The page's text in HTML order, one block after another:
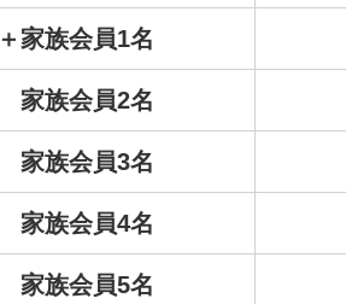
＋家族会員1名
家族会員2名
家族会員3名
家族会員4名
家族会員5名